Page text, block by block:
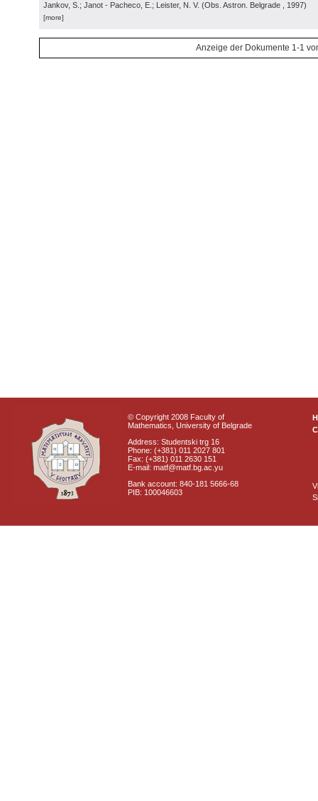
Jankov, S.; Janot - Pacheco, E.; Leister, N. V. (Obs. Astron. Belgrade , 1997)
[more]
Anzeige der Dokumente 1-1
© Copyright 2008 Faculty of
Mathematics, University of Belgrade
Address: Studentski trg 16
Phone: (+381) 011 2027 801
Fax: (+381) 011 2630 151
E-mail: matf@matf.bg.ac.yu
Bank account: 840-181 5666-68
PIB: 100046603